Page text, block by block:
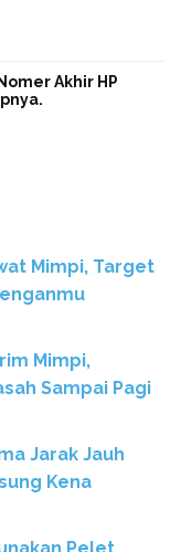
Akhir HP
Mimpi, Target
Mimpi,
Sampai Pagi
Jarak Jauh
Kena